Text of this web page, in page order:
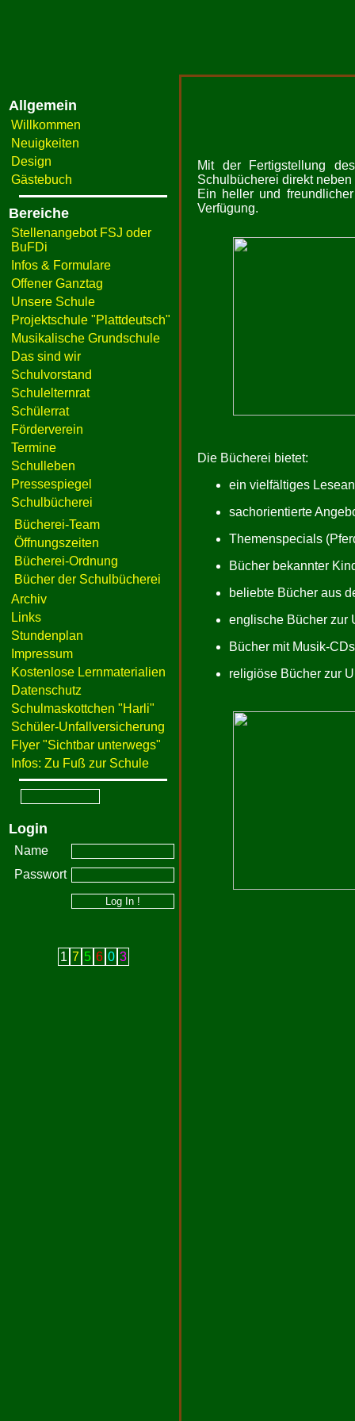
Allgemein
Willkommen
Neuigkeiten
Design
Gästebuch
Bereiche
Stellenangebot FSJ oder
BuFDi
Infos & Formulare
Offener Ganztag
Unsere Schule
Projektschule "Plattdeutsch"
Musikalische Grundschule
Das sind wir
Schulvorstand
Schulelternrat
Schülerrat
Förderverein
Termine
Schulleben
Pressespiegel
Schulbücherei
Bücherei-Team
Öffnungszeiten
Bücherei-Ordnung
Bücher der Schulbücherei
Archiv
Links
Stundenplan
Impressum
Kostenlose Lernmaterialien
Datenschutz
Schulmaskottchen "Harli"
Schüler-Unfallversicherung
Flyer "Sichtbar unterwegs"
Infos: Zu Fuß zur Schule
Login
Name
Passwort
1 7 5 6 0 3
Mit der Fertigstellung
Schulbücherei direkt
Ein heller und
Verfügung.
Die Bücherei bietet:
ein vielfältiges
sachorientierte
Themenspecials
Bücher bekannter
beliebte Bücher aus
englische Bücher zur
Bücher mit Musik-
religiöse Bücher zur